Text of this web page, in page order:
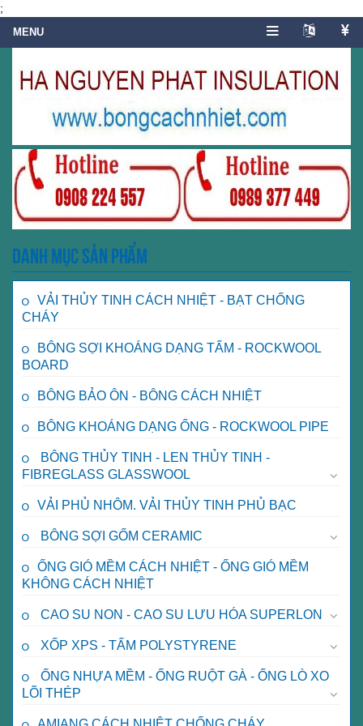
;
Danh mục sản phẩm
VẢI THỦY TINH CÁCH NHIỆT - BẠT CHỐNG
CHÁY
BÔNG SỢI KHOÁNG DẠNG TẤM - ROCKWOOL
BOARD
BÔNG BẢO ÔN - BÔNG CÁCH NHIỆT
BÔNG KHOÁNG DẠNG ỐNG - ROCKWOOL PIPE
BÔNG THỦY TINH - LEN THỦY TINH -
FIBREGLASS GLASSWOOL
VẢI PHỦ NHÔM. VẢI THỦY TINH PHỦ BẠC
BÔNG SỢI GỐM CERAMIC
ỐNG GIÓ MỀM CÁCH NHIỆT - ỐNG GIÓ MỀM
KHÔNG CÁCH NHIỆT
CAO SU NON - CAO SU LƯU HÓA SUPERLON
XỐP XPS - TẤM POLYSTYRENE
ỐNG NHỰA MỀM - ỐNG RUỘT GÀ - ỐNG LÒ XO
LÕI THÉP